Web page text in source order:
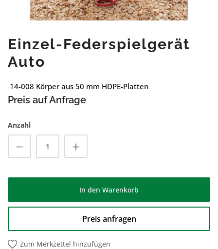
Einzel-Federspielgerät
Auto
14-008 Körper aus 50 mm HDPE-Platten
Preis auf Anfrage
Anzahl
Produkt Anzahl: Gib den gewünschten
In den Warenkorb
Preis anfragen
Zum Merkzettel hinzufügen